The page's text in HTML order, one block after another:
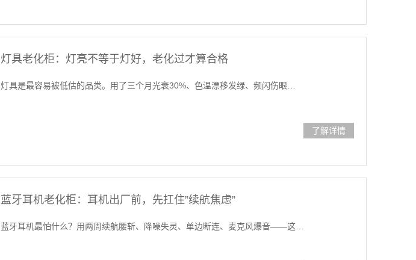
灯具老化柜：灯亮不等于灯好，老化过才算合格
灯具是最容易被低估的品类。用了三个月光衰30%、色温漂移发绿、频闪伤眼…
了解详情
蓝牙耳机老化柜：耳机出厂前，先扛住”续航焦虑”
蓝牙耳机最怕什么？用两周续航腰斩、降噪失灵、单边断连、麦克风爆音——这…